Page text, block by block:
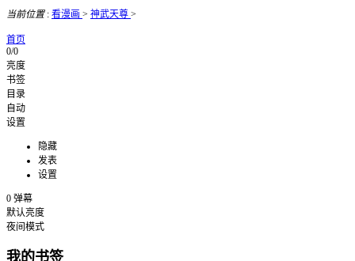
当前位置: 看漫画 > 神武天尊 >
首页
0/0
亮度
书签
目录
自动
设置
隐藏
发表
设置
0 弹幕
默认亮度
夜间模式
我的书签